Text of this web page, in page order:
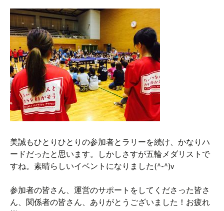
美誠もひとりひとりの参加者とラリーを続け、かなりハ
ードだったと思います。しかしさすが五輪メダリストで
すね。素晴らしいイベントになりました(^-^)v
参加者の皆さん、運営のサポートをしてくださった皆さ
ん、関係者の皆さん、ありがとうございました！お疲れ